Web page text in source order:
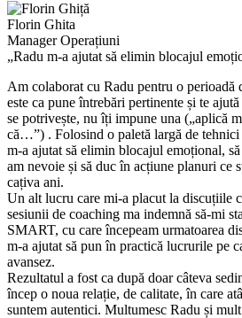
Florin Ghita
Manager Operațiuni
„Radu m-a ajutat să elimin blocajul
Am colaborat cu Radu pentru o perioadă
este ca pune întrebări pertinente și te
se potrivește, nu îți impune una („aplică
că…”) . Folosind o paletă largă de tehnici
m-a ajutat să elimin blocajul emoțional, să
am nevoie și să duc în acțiune planuri ce
cațiva ani.
Un alt lucru care mi-a placut la discuțiile
sesiunii de coaching ma indemnă să-mi
SMART, cu care începeam urmatoarea
m-a ajutat să pun în practică lucrurile pe
avansez.
Rezultatul a fost ca după doar câteva
încep o noua relație, de calitate, în care
suntem autentici. Multumesc Radu și